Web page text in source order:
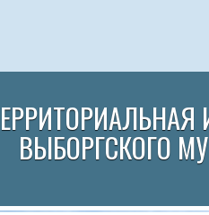
ВЫБОРГСКОГО